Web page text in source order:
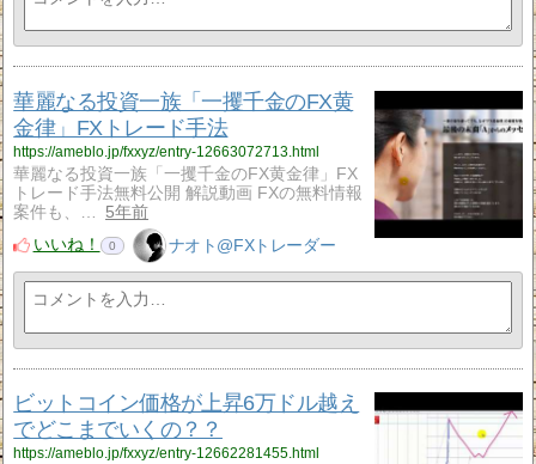
華麗なる投資一族「一攫千金のFX黄
金律」FXトレード手法
https://ameblo.jp/fxxyz/entry-12663072713.html
華麗なる投資一族「一攫千金のFX黄金律」FX
トレード手法無料公開 解説動画 FXの無料情報
案件も、…
5年前
いいね！
0 ナオト@FXトレーダー
ビットコイン価格が上昇6万ドル越え
でどこまでいくの？？
https://ameblo.jp/fxxyz/entry-12662281455.html